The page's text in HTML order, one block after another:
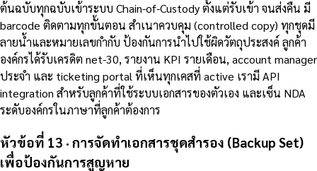
ต้นฉบับทุกฉบับเข้าระบบ Chain-of-Custody ตั้งแต่รับเข้า จนส่งคืน มี
barcode ติดตามทุกขั้นตอน สำเนาควบคุม (controlled copy) ทุกชุดมี
ลายน้ำและหมายเลขกำกับ ป้องกันการนำไปใช้ผิดวัตถุประสงค์ ลูกค้า
องค์กรได้รับเครดิต net-30, รายงาน KPI รายเดือน, account manager
ประจำ และ ticketing portal ที่เห็นทุกเคสที่ active เรามี API
integration สำหรับลูกค้าที่ใช้ระบบเอกสารของตัวเอง และเซ็น NDA
ระดับองค์กรในภาษาที่ลูกค้าต้องการ
หัวข้อที่ 13 · การจัดทำเอกสารชุดสำรอง (Backup Set)
เพื่อป้องกันการสูญหาย